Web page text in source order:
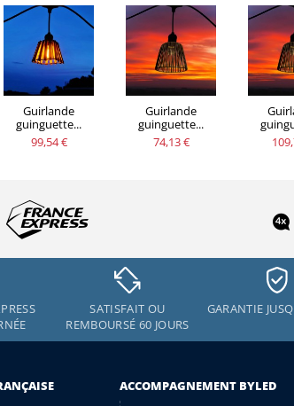
Guirlande
guinguette...
99,54 €
Guirlande
guinguette...
74,13 €
SATISFAIT OU
REMBOURSÉ 60 JOURS
GARANTIE
ACCOMPAGNEMENT BYLED